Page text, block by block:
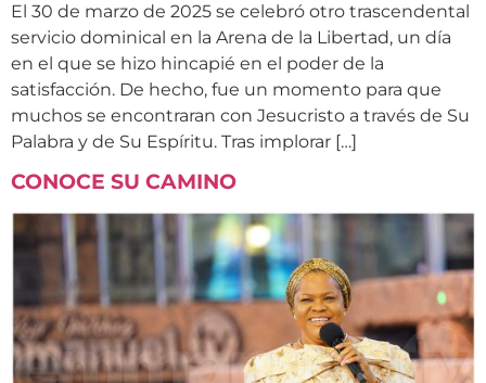
El 30 de marzo de 2025 se celebró otro trascendental
servicio dominical en la Arena de la Libertad, un día
en el que se hizo hincapié en el poder de la
satisfacción. De hecho, fue un momento para que
muchos se encontraran con Jesucristo a través de Su
Palabra y de Su Espíritu. Tras implorar […]
CONOCE SU CAMINO